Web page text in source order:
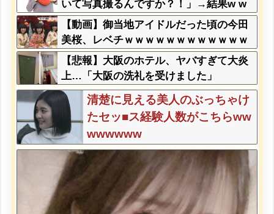
いて写真撮るんですか？！」→結果w w
w w w w w w
【動画】御当地アイドルだった頃の今田
美桜、レベチｗｗｗｗｗｗｗｗｗｗｗｗ
ｗｗｗｗｗｗ
【悲報】大阪のホテル、ヤバすぎて大炎
上…「大阪の洗礼を受けました」
清楚に見える美人のぶっちゃけ
たセッ■ス経験人数がこちらww
wwwwww